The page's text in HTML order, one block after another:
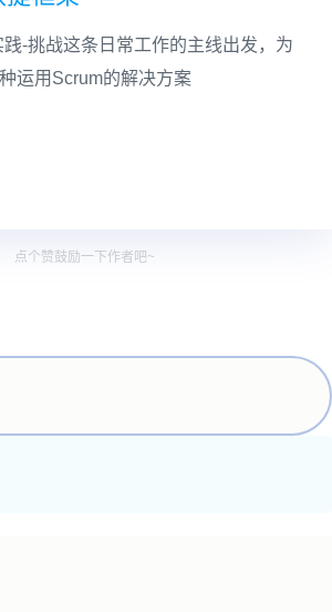
践-挑战这条日常工作的主线出发，为
运用Scrum的解决方案
点个赞鼓励一下作者吧~